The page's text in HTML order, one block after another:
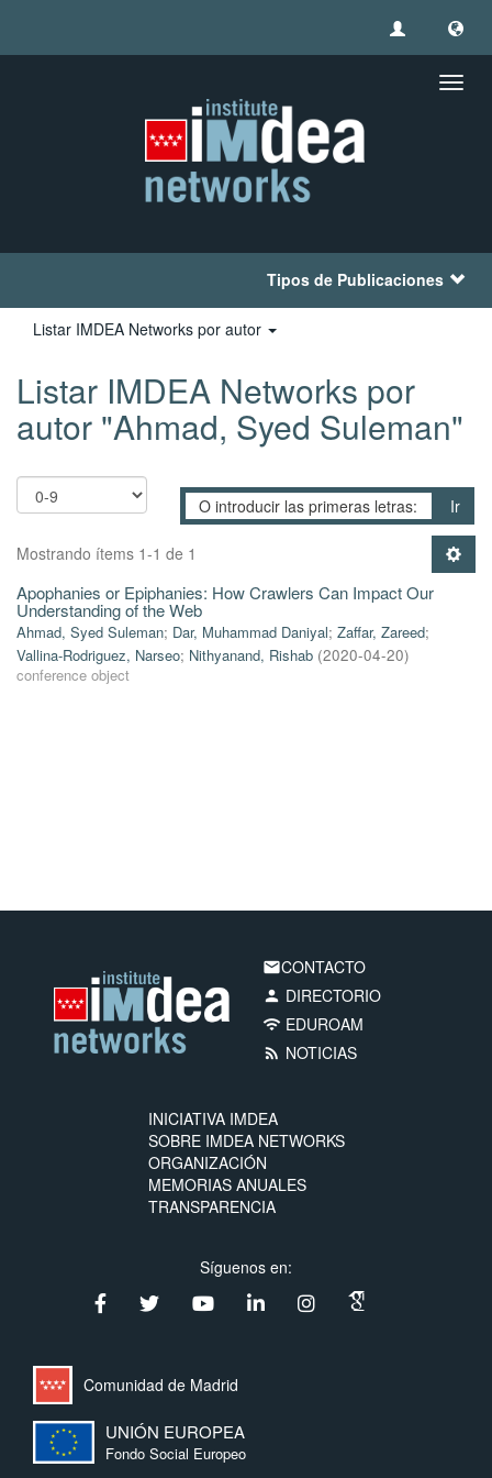
Tipos de Publicaciones
Listar IMDEA Networks por autor
Listar IMDEA Networks por
autor "Ahmad, Syed Suleman"
Ir
Mostrando ítems 1-1 de 1
Apophanies or Epiphanies: How Crawlers Can Impact Our
Understanding of the Web
Ahmad, Syed Suleman; Dar, Muhammad Daniyal; Zaffar, Zareed;
Vallina-Rodriguez, Narseo; Nithyanand, Rishab (2020-04-20)
conference object
emailCONTACTO
person DIRECTORIO
wifi EDUROAM
rss_feed NOTICIAS
INICIATIVA IMDEA
SOBRE IMDEA NETWORKS
ORGANIZACIÓN
MEMORIAS ANUALES
TRANSPARENCIA
Síguenos en:
Comunidad de Madrid
UNIÓN EUROPEA
Fondo Social Europeo